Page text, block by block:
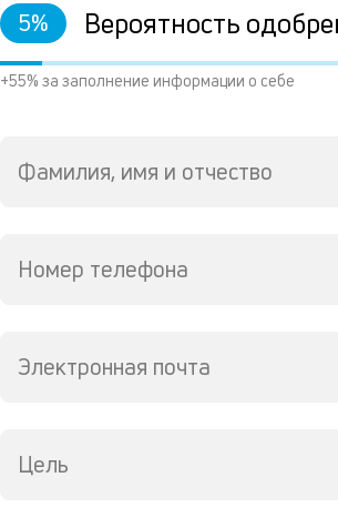
5% Вероятность
+55% за заполнение информации о себе
Фамилия, имя и отчество
Номер телефона
Электронная почта
Цель